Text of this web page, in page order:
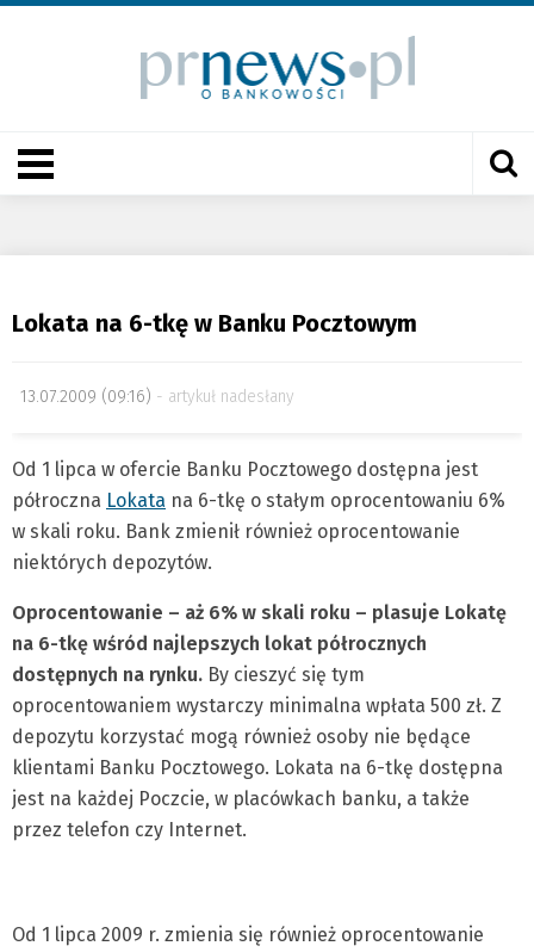
Lokata na 6-tkę w Banku Pocztowym
13.07.2009 (09:16) artykuł nadesłany
Od 1 lipca w ofercie Banku Pocztowego dostępna jest
półroczna Lokata na 6-tkę o stałym oprocentowaniu 6%
w skali roku. Bank zmienił również oprocentowanie
niektórych depozytów.
Oprocentowanie – aż 6% w skali roku – plasuje Lokatę
na 6-tkę wśród najlepszych lokat półrocznych
dostępnych na rynku. By cieszyć się tym
oprocentowaniem wystarczy minimalna wpłata 500 zł. Z
depozytu korzystać mogą również osoby nie będące
klientami Banku Pocztowego. Lokata na 6-tkę dostępna
jest na każdej Poczcie, w placówkach banku, a także
przez telefon czy Internet.
Od 1 lipca 2009 r. zmienia się również oprocentowanie